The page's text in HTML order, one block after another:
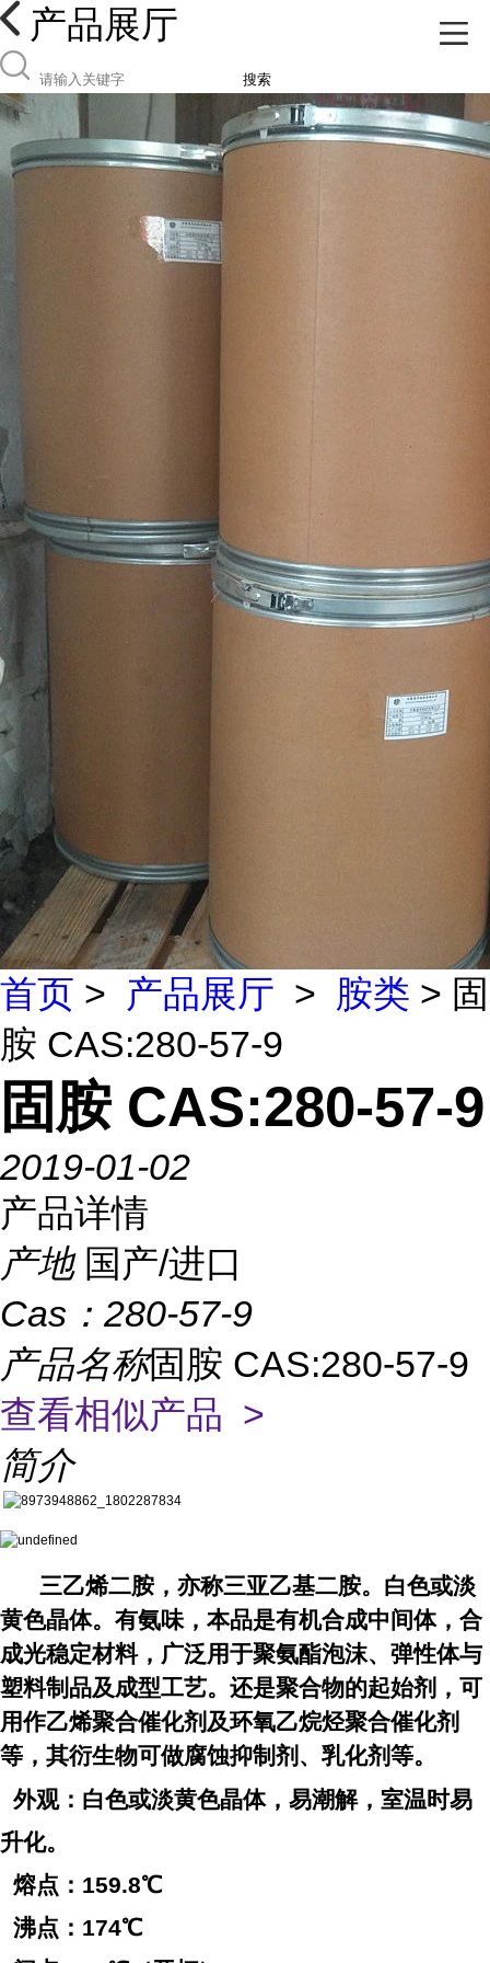
产品展厅
搜索
首页 > 产品展厅 > 胺类 > 固
胺 CAS:280-57-9
固胺 CAS:280-57-9
2019-01-02
产品详情
产地 国产/进口
Cas： 280-57-9
产品名称固胺 CAS:280-57-9
查看相似产品 >
简介
三乙烯二胺，亦称三亚乙基二胺。白色或淡
黄色晶体。有氨味，本品是有机合成中间体，合
成光稳定材料，广泛用于聚氨酯泡沫、弹性体与
塑料制品及成型工艺。还是聚合物的起始剂，可
用作乙烯聚合催化剂及环氧乙烷烃聚合催化剂
等，其衍生物可做腐蚀抑制剂、乳化剂等。
外观：白色或淡黄色晶体，易潮解，室温时易
升化。
熔点：159.8℃
沸点：174℃